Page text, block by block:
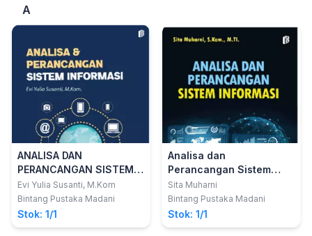
A
ANALISA DAN
PERANCANGAN SISTEM
INFORMASI
Evi Yulia Susanti, M.Kom
Bintang Pustaka Madani
Stok: 1/1
Analisa dan
Perancangan Sistem
Informasi
Sita Muharni
Bintang Pustaka Madani
Stok: 1/1